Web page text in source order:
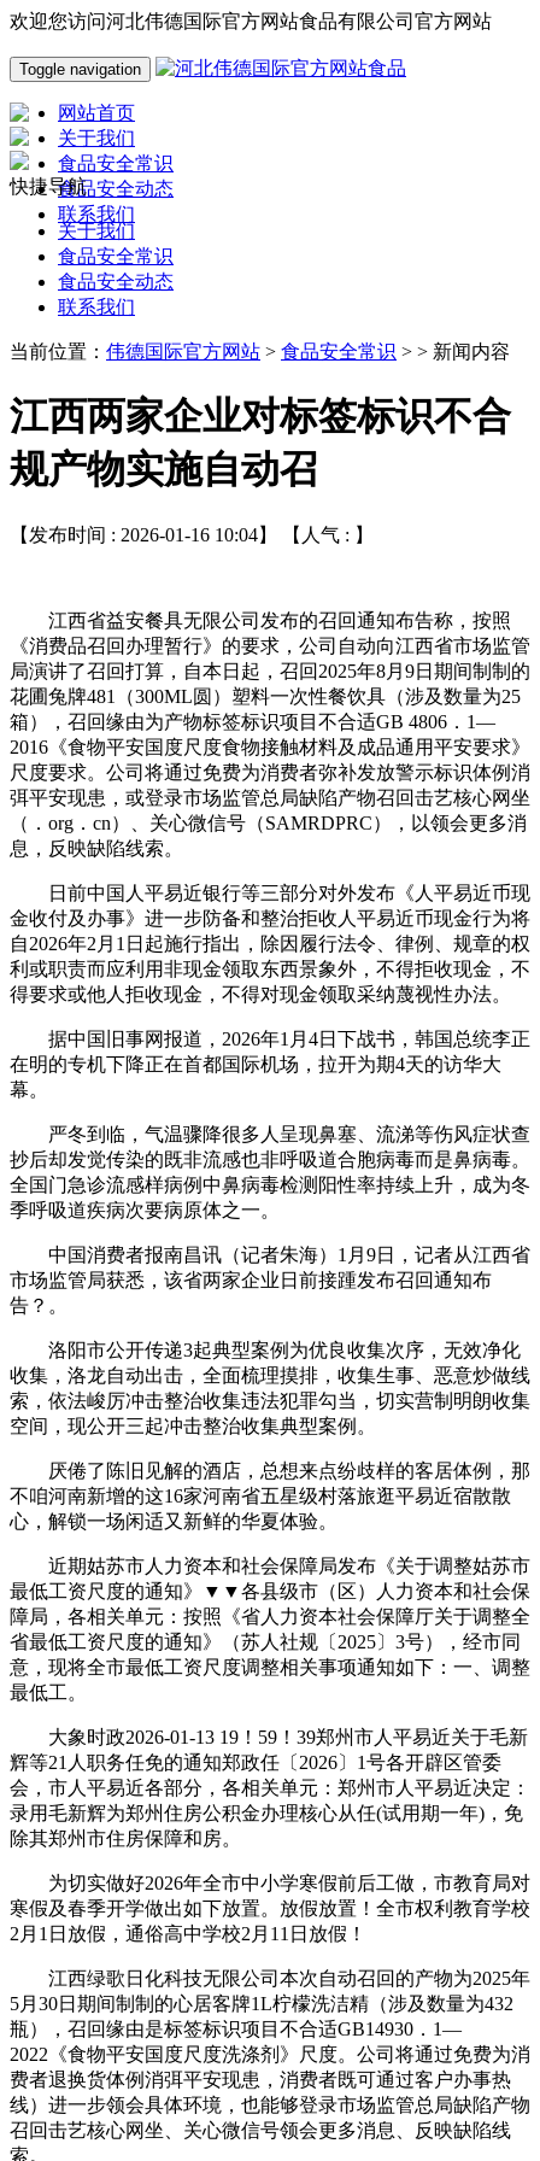
欢迎您访问河北伟德国际官方网站食品有限公司官方网站
Toggle navigation
网站首页
关于我们
食品安全常识
食品安全动态
联系我们
快捷导航
关于我们
食品安全常识
食品安全动态
联系我们
当前位置： 伟德国际官方网站 > 食品安全常识 > > 新闻内容
江西两家企业对标签标识不合
规产物实施自动召
【发布时间 : 2026-01-16 10:04】 【人气 : 】
江西省益安餐具无限公司发布的召回通知布告称，按照
《消费品召回办理暂行》的要求，公司自动向江西省市场监管
局演讲了召回打算，自本日起，召回2025年8月9日期间制制的
花圃兔牌481（300ML圆）塑料一次性餐饮具（涉及数量为25
箱），召回缘由为产物标签标识项目不合适GB 4806．1—
2016《食物平安国度尺度食物接触材料及成品通用平安要求》
尺度要求。公司将通过免费为消费者弥补发放警示标识体例消
弭平安现患，或登录市场监管总局缺陷产物召回击艺核心网坐
（．org．cn）、关心微信号（SAMRDPRC），以领会更多消
息，反映缺陷线索。
日前中国人平易近银行等三部分对外发布《人平易近币现
金收付及办事》进一步防备和整治拒收人平易近币现金行为将
自2026年2月1日起施行指出，除因履行法令、律例、规章的权
利或职责而应利用非现金领取东西景象外，不得拒收现金，不
得要求或他人拒收现金，不得对现金领取采纳蔑视性办法。
据中国旧事网报道，2026年1月4日下战书，韩国总统李正
在明的专机下降正在首都国际机场，拉开为期4天的访华大
幕。
严冬到临，气温骤降很多人呈现鼻塞、流涕等伤风症状查
抄后却发觉传染的既非流感也非呼吸道合胞病毒而是鼻病毒。
全国门急诊流感样病例中鼻病毒检测阳性率持续上升，成为冬
季呼吸道疾病次要病原体之一。
中国消费者报南昌讯（记者朱海）1月9日，记者从江西省
市场监管局获悉，该省两家企业日前接踵发布召回通知布
告？。
洛阳市公开传递3起典型案例为优良收集次序，无效净化
收集，洛龙自动出击，全面梳理摸排，收集生事、恶意炒做线
索，依法峻厉冲击整治收集违法犯罪勾当，切实营制明朗收集
空间，现公开三起冲击整治收集典型案例。
厌倦了陈旧见解的酒店，总想来点纷歧样的客居体例，那
不咱河南新增的这16家河南省五星级村落旅逛平易近宿散散
心，解锁一场闲适又新鲜的华夏体验。
近期姑苏市人力资本和社会保障局发布《关于调整姑苏市
最低工资尺度的通知》▼▼各县级市（区）人力资本和社会保
障局，各相关单元：按照《省人力资本社会保障厅关于调整全
省最低工资尺度的通知》（苏人社规〔2025〕3号），经市同
意，现将全市最低工资尺度调整相关事项通知如下：一、调整
最低工。
大象时政2026-01-13 19！59！39郑州市人平易近关于毛新
辉等21人职务任免的通知郑政任〔2026〕1号各开辟区管委
会，市人平易近各部分，各相关单元：郑州市人平易近决定：
录用毛新辉为郑州住房公积金办理核心从任(试用期一年)，免
除其郑州市住房保障和房。
为切实做好2026年全市中小学寒假前后工做，市教育局对
寒假及春季开学做出如下放置。放假放置！全市权利教育学校
2月1日放假，通俗高中学校2月11日放假！
江西绿歌日化科技无限公司本次自动召回的产物为2025年
5月30日期间制制的心居客牌1L柠檬洗洁精（涉及数量为432
瓶），召回缘由是标签标识项目不合适GB14930．1—
2022《食物平安国度尺度洗涤剂》尺度。公司将通过免费为消
费者退换货体例消弭平安现患，消费者既可通过客户办事热
线）进一步领会具体环境，也能够登录市场监管总局缺陷产物
召回击艺核心网坐、关心微信号领会更多消息、反映缺陷线
索。